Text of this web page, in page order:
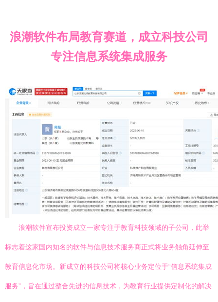
浪潮软件布局教育赛道，成立科技公司
专注信息系统集成服务
浪潮软件宣布投资成立一家专注于教育科技领域的子公司，此举
标志着这家国内知名的软件与信息技术服务商正式将业务触角延伸至
教育信息化市场。新成立的科技公司将核心业务定位于“信息系统集成
服务”，旨在通过整合先进的信息技术，为教育行业提供定制化的解决